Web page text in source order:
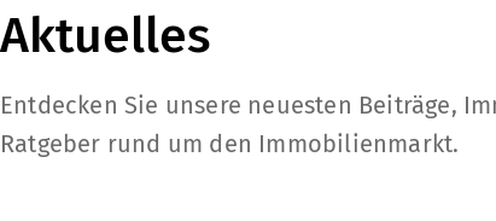
Aktuelles
Entdecken Sie unsere neuesten Beiträge,
Ratgeber rund um den Immobilienmarkt.